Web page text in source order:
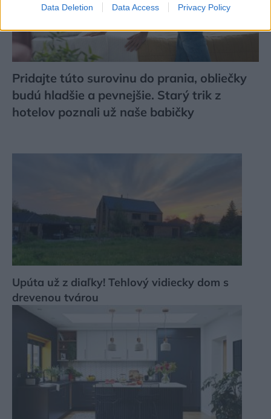
Data Deletion Data Access Privacy Policy
Pridajte túto surovinu do prania, obliečky
budú hladšie a pevnejšie. Starý trik z
hotelov poznali už naše babičky
Upúta už z diaľky! Tehlový vidiecky dom s
drevenou tvárou